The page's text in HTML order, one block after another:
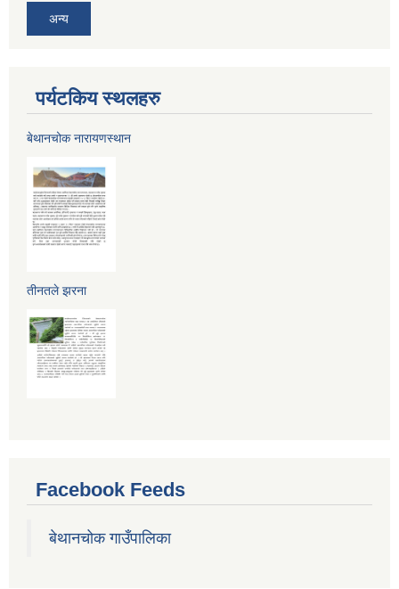
अन्य
पर्यटकिय स्थलहरु
बेथानचोक नारायणस्थान
तीनतले झरना
Facebook Feeds
बेथानचोक गाउँपालिका